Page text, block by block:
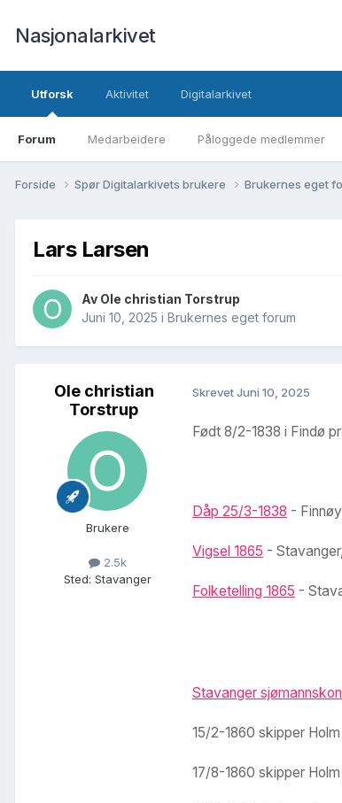
Nasjonalarkivet
Utforsk
Forum Medarbeidere Påloggede medlemmer
Aktivitet Digitalarkivet
Forside Spør Digitalarkivets brukere Brukernes eget
Lars Larsen
Av Ole christian Torstrup
Juni 10, 2025 i Brukernes eget forum
Ole christian
Torstrup
Brukere
2.5k
Sted: Stavanger
SkrevetJuni 10, 2025
Født 8/2-1838 i Findø
Dåp 25/3-1838 -
Vigsel 1865 -
Folketelling 1865 -
Stavanger
15/2-1860 skipper
17/8-1860 skipper